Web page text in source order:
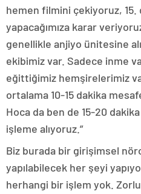
hemen filmini çekiyoruz, 15.
yapacağımıza karar
genellikle anjiyo ünitesine
ekibimiz var. Sadece inme
eğittiğimiz hemşirelerimiz
ortalama 10-15 dakika
Hoca da ben de 15-20
işleme alıyoruz.”
Biz burada bir girişimsel
yapılabilecek her şeyi
herhangi bir işlem yok.